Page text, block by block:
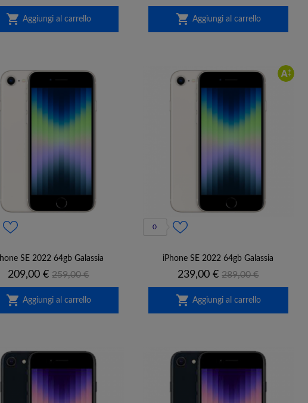
base
 Aggiungi al carrello
base
 Aggiungi al carrello
SE 2022 64gb Galassia
Prezzo
209,00 € Prezzo
base
259,00 €
 Aggiungi al carrello
0
iPhone SE 2022 64gb Galassia
Prezzo
239,00 € Prezzo
base
289,00 €
 Aggiungi al carrello